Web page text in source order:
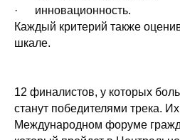
· инновационность.
Каждый критерий также
шкале.
12 финалистов, у которых
станут победителями трека.
Международном форуме